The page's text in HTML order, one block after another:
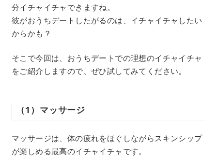
分イチャイチャできますね。
彼がおうちデートしたがるのは、イチャイチャしたい
からかも？
そこで今回は、おうちデートでの理想のイチャイチャ
をご紹介しますので、ぜひ試してみてください。
（1）マッサージ
マッサージは、体の疲れをほぐしながらスキンシップ
が楽しめる最高のイチャイチャです。